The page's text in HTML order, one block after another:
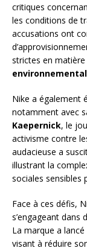
critiques
les conditions de
accusations ont
strictes en matière
Nike a également
notamment avec
Kaepernick, le
activisme contre
audacieuse a
illustrant la
sociales sensibles
Face à ces défis,
s’engageant dans
La marque a
visant à réduire